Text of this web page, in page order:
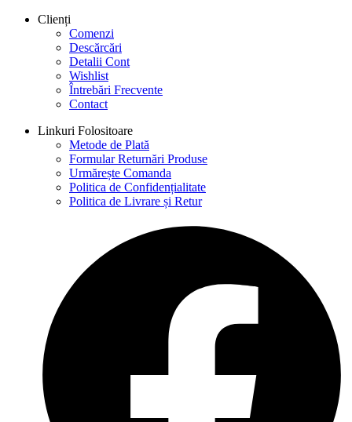
Clienți
Comenzi
Descărcări
Detalii Cont
Wishlist
Întrebări Frecvente
Contact
Linkuri Folositoare
Metode de Plată
Formular Returnări Produse
Urmărește Comanda
Politica de Confidențialitate
Politica de Livrare și Retur